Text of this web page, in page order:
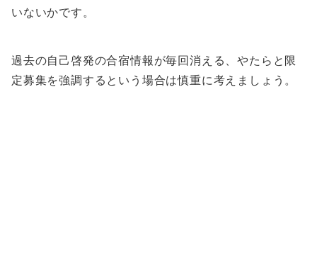
いないかです。
過去の自己啓発の合宿情報が毎回消える、やたらと限
定募集を強調するという場合は慎重に考えましょう。